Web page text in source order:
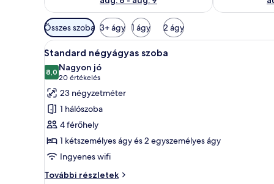
Szobákhoz
rendelkezésre
álló
szűrők
Összes szoba 3+ ágy 1 ágy 2 ágy
A
következő
szoba
összes
képének
megtekintése:
Standard
négyágyas
szoba
Egy modern szállodai szoba,
5
Standard négyágyas szoba
8,010-ből 8,0
Nagyon jó
20 értékelés
(20
értékelés)
23 négyzetméter
1 hálószoba
4 férőhely
1 kétszemélyes ágy és 2 egyszemélyes ágy
Ingyenes wifi
További részletek
Standard